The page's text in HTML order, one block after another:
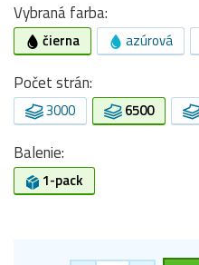
Vybraná farba:
čierna azúrová
Počet strán:
3000 6500
Balenie:
1-pack